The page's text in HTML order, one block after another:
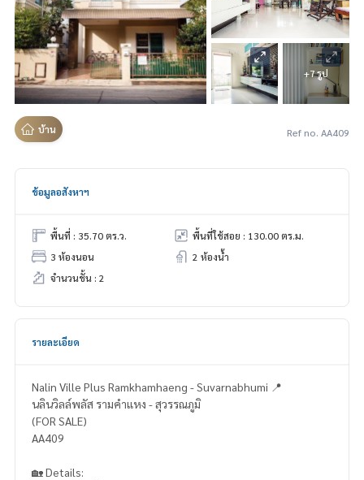
+7 รูป
บ้าน Ref no. AA409
ข้อมูลอสังหาฯ
พื้นที่ : 35.70 ตร.ว.
พื้นที่ใช้สอย : 130.00 ตร.ม.
3 ห้องนอน
2 ห้องน้ำ
จำนวนชั้น : 2
รายละเอียด
Nalin Ville Plus Ramkhamhaeng - Suvarnabhumi 📍
นลินวิลล์พลัส รามคำแหง - สุวรรณภูมิ
(FOR SALE)
AA409
🏡 Details: